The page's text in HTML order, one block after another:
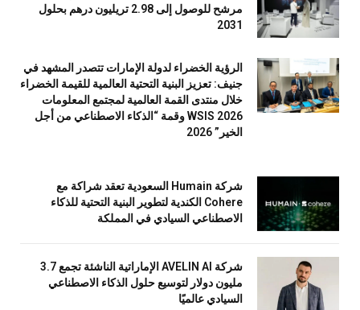
مرشح للوصول إلى 2.98 تريليون درهم بحلول
2031
الرؤية الخضراء لدولة الإمارات تتصدر المشهد في
جنيف: تعزيز البنية التحتية العالمية للقيمة الخضراء
خلال منتدى القمة العالمية لمجتمع المعلومات
WSIS 2026 وقمة “الذكاء الاصطناعي من أجل
الخير” 2026
شركة Humain السعودية تعقد شراكة مع
Cohere الكندية لتطوير البنية التحتية للذكاء
الاصطناعي السيادي في المملكة
شركة AVELIN AI الإماراتية الناشئة تجمع 3.7
مليون دولار لتوسيع حلول الذكاء الاصطناعي
السيادي عالميًا